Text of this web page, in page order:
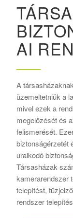
AI
A
üzemeltetniük a
mivel ezek a
megelőzését és
felismerését.
biztonságérzetét
uralkodó
Társasházak
kamerarendszer
telepítést,
rendszer